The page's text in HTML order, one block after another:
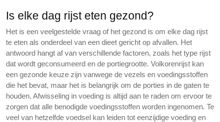
Is elke dag rijst eten gezond?
Het is een veelgestelde vraag of het gezond is om elke dag rijst
te eten als onderdeel van een dieet gericht op afvallen. Het
antwoord hangt af van verschillende factoren, zoals het type rijst
dat wordt geconsumeerd en de portiegrootte. Volkorenrijst kan
een gezonde keuze zijn vanwege de vezels en voedingsstoffen
die het bevat, maar het is belangrijk om de porties in de gaten te
houden. Afwisseling in voeding is altijd aan te raden om ervoor te
zorgen dat alle benodigde voedingsstoffen worden ingenomen. Te
veel van hetzelfde voedsel kan leiden tot eenzijdige voeding en